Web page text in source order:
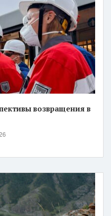
возвращения в